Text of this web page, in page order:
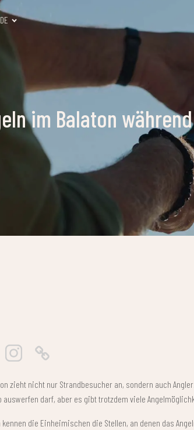
DE
im Balaton
zieht nicht nur Strandbesucher an, sondern auch
auswerfen darf, aber es gibt trotzdem viele
kennen die Einheimischen die Stellen, an denen das